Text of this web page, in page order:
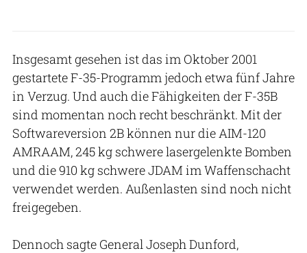
Insgesamt gesehen ist das im Oktober 2001
gestartete F-35-Programm jedoch etwa fünf Jahre
in Verzug. Und auch die Fähigkeiten der F-35B
sind momentan noch recht beschränkt. Mit der
Softwareversion 2B können nur die AIM-120
AMRAAM, 245 kg schwere lasergelenkte Bomben
und die 910 kg schwere JDAM im Waffenschacht
verwendet werden. Außenlasten sind noch nicht
freigegeben.
Dennoch sagte General Joseph Dunford,